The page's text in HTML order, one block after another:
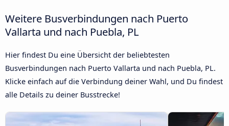
Weitere Busverbindungen nach Puerto
Vallarta und nach Puebla, PL
Hier findest Du eine Übersicht der beliebtesten
Busverbindungen nach Puerto Vallarta und nach Puebla, PL.
Klicke einfach auf die Verbindung deiner Wahl, und Du findest
alle Details zu deiner Busstrecke!